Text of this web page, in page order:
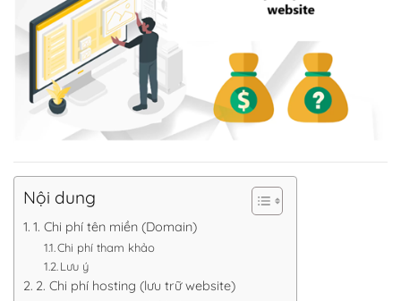
Nội dung
1. Chi phí tên miền (Domain)
Chi phí tham khảo
Lưu ý
2. Chi phí hosting (lưu trữ website)